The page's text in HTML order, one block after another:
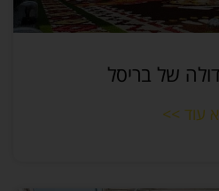
של בריסל
עוד >>